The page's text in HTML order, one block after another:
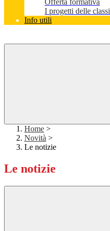
Offerta formativa
I progetti delle classi
Info utili
Home >
Novità >
Le notizie
Le notizie